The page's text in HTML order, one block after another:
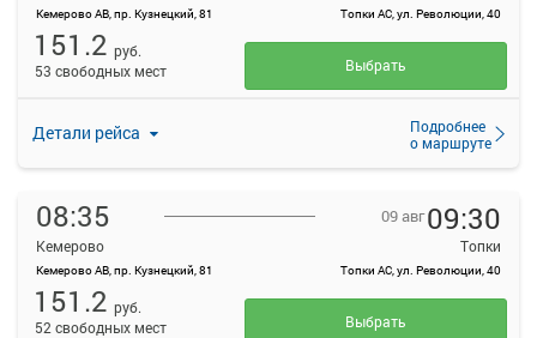
Кемерово АВ, пр. Кузнецкий, 81 Топки АС, ул. Революции, 40
Детали рейса
Подробнее
о маршруте
151.2 руб.
53 свободных мест
Выбрать
08:35
Кемерово
Кемерово АВ, пр. Кузнецкий, 81
09 авг09:30
Топки
Топки АС, ул. Революции, 40
151.2 руб.
52 свободных мест
Выбрать